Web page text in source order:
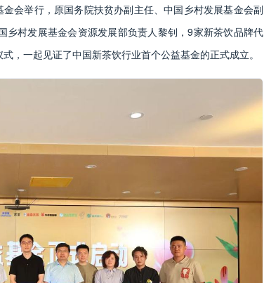
会举行，原国务院扶贫办副主任、中国乡村发展基金会副
村发展基金会资源发展部负责人黎钊，9家新茶饮品牌代
，一起见证了中国新茶饮行业首个公益基金的正式成立。